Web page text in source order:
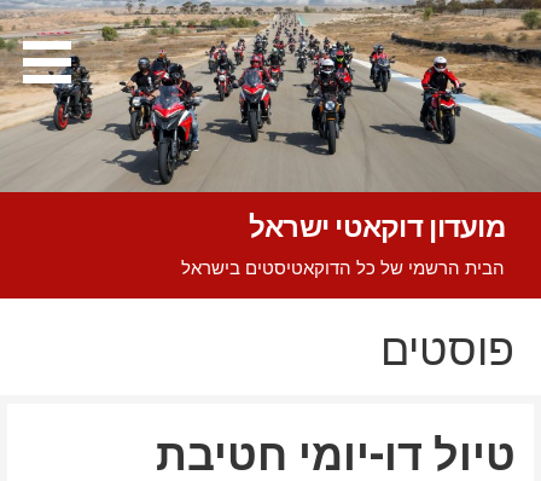
Skip
to
content
מועדון דוקאטי ישראל
הבית הרשמי של כל הדוקאטיסטים בישראל
פוסטים
טיול דו-יומי חטיבת